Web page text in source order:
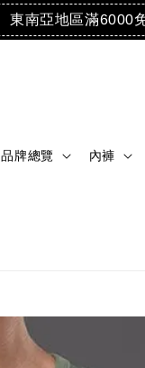
東南亞地區滿6000
品牌總覽 內褲